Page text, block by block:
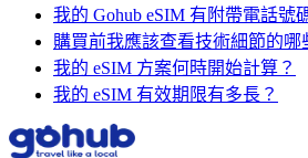
我的 Gohub eSIM 有附帶電話號
購買前我應該查看技術細節的哪
我的 eSIM 方案何時開始計算？
我的 eSIM 有效期限有多長？